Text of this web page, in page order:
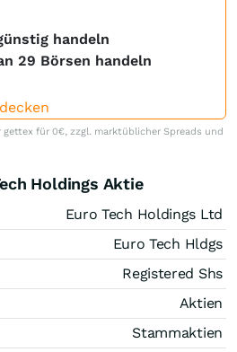
handeln
29 Börsen handeln
gettex für 0€, zzgl. marktüblicher Spreads und
Holdings Aktie
Euro Tech Holdings Ltd
Euro Tech Hldgs
Registered Shs
Aktien
Stammaktien